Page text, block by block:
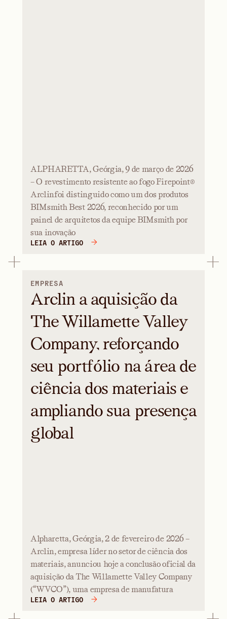
ALPHARETTA, Geórgia, 9 de março de 2026
– O revestimento resistente ao fogo Firepoint®
Arclinfoi distinguido como um dos produtos
BIMsmith Best 2026, reconhecido por um
painel de arquitetos da equipe BIMsmith por
sua inovação
LEIA O ARTIGO
EMPRESA
Arclin a aquisição da
The Willamette Valley
Company, reforçando
seu portfólio na área de
ciência dos materiais e
ampliando sua presença
global
Alpharetta, Geórgia, 2 de fevereiro de 2026 –
Arclin, empresa líder no setor de ciência dos
materiais, anunciou hoje a conclusão oficial da
aquisição da The Willamette Valley Company
(“WVCO”), uma empresa de manufatura
LEIA O ARTIGO